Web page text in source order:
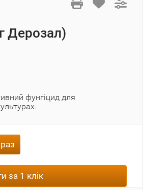
Дерозал)
фунгіцид для
за 1 клік